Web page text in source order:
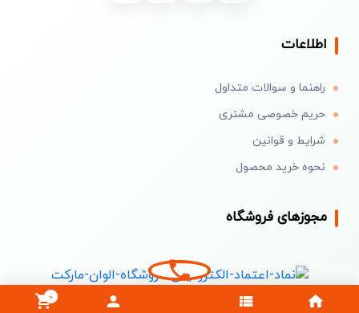
اطلاعات
راهنما و سوالات متداول
حریم خصوصی مشتری
شرایط و قوانین
نحوه خرید محصول
مجوزهای فروشگاه
0